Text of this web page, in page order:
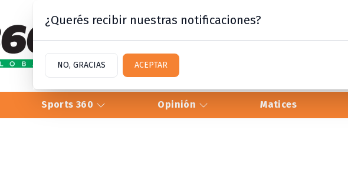
Sports 360 Opinión Matices
¿Querés recibir nuestras notificaciones?
NO, GRACIAS ACEPTAR